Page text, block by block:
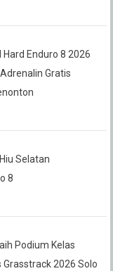
Enduro 8 2026
Gratis
Selatan
8
Podium Kelas
Grasstrack 2026 Solo